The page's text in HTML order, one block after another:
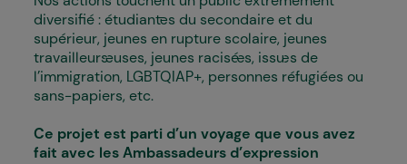
diversifié : étudiant·es du secondaire et du
supérieur, jeunes en rupture scolaire, jeunes
travailleurs·euses, jeunes racisé·es, issu·es de
l’immigration, LGBTQIAP+, personnes réfugiées ou
sans-papiers, etc.
Ce projet est parti d’un voyage que vous avez
fait avec les Ambassadeurs d’expression